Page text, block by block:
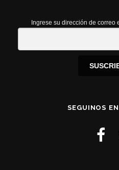
Ingrese su dirección de correo
SEGUINOS